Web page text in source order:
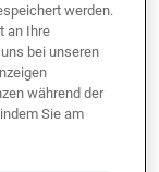
werden.
an Ihre
bei unseren
während der
Sie am